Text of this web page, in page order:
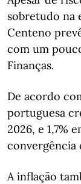
sobretudo na
Centeno
com um
Finanças.
De acordo
portuguesa
2026, e 1,7%
convergência
A inflação